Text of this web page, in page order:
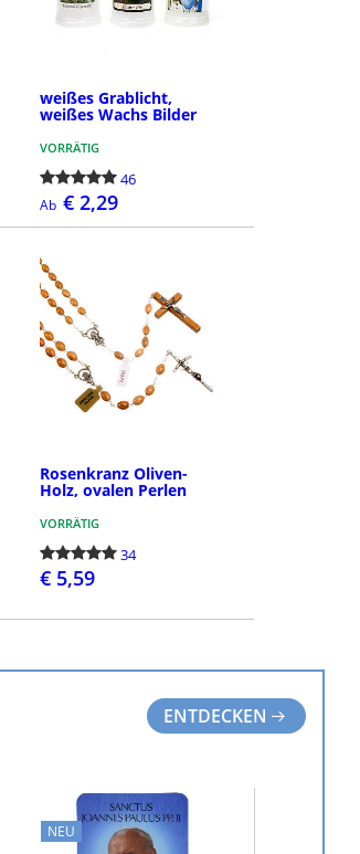
weißes Grablicht,
weißes Wachs Bilder
VORRÄTIG
46
Ab € 2,29
Rosenkranz Oliven-
Holz, ovalen Perlen
VORRÄTIG
34
€ 5,59
ENTDECKEN
NEU